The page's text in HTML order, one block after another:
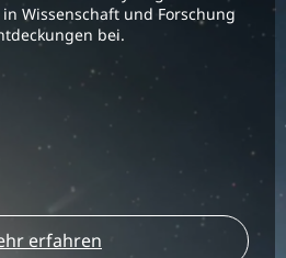
Wissenschaft und Forschung
bei.
erfahren